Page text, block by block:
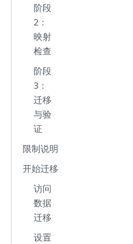
阶段
2：
映射
检查
阶段
3：
迁移
与验
证
限制说明
开始迁移
访问
数据
迁移
设置